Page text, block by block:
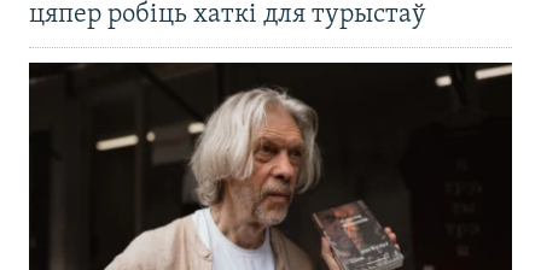
цяпер робіць хаткі для турыстаў